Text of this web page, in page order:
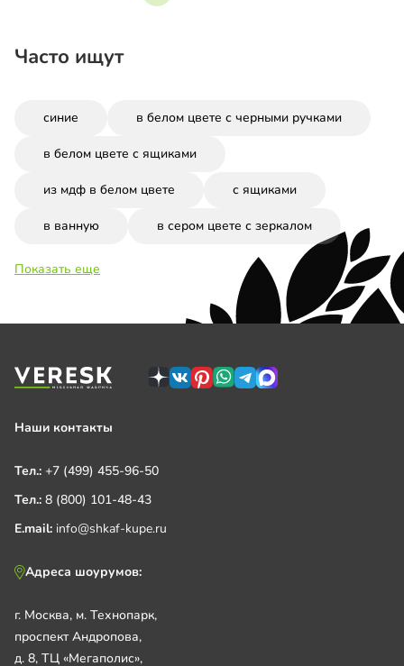
Часто ищут
синие в белом цвете с черными ручками
в белом цвете с ящиками
из мдф в белом цвете с ящиками
в ванную в сером цвете с зеркалом
Показать еще
Наши контакты
Тел.: +7 (499) 455-96-50
Тел.: 8 (800) 101-48-43
E.mail: info@shkaf-kupe.ru
Адреса шоурумов:
г. Москва, м. Технопарк,
проспект Андропова,
д. 8, ТЦ «Мегаполис»,